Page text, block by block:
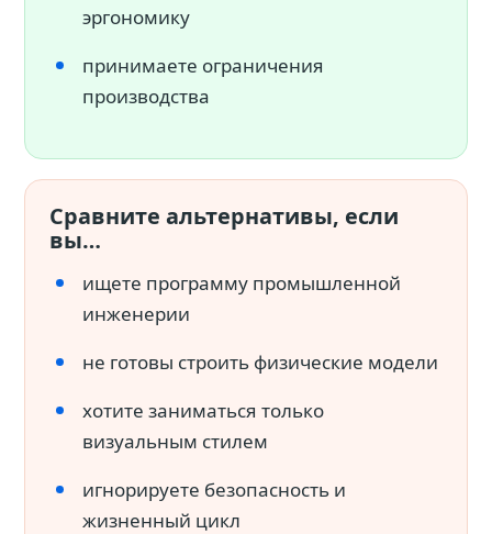
эргономику
принимаете ограничения
производства
Сравните альтернативы, если
вы…
ищете программу промышленной
инженерии
не готовы строить физические модели
хотите заниматься только
визуальным стилем
игнорируете безопасность и
жизненный цикл